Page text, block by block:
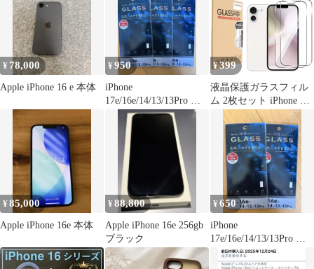
¥ 78,000
Apple iPhone 16 e 本体
¥950
iPhone
17e/16e/14/13/13Pro 覗
き見防止フィルム
¥399
液晶保護ガラスフィル
ム 2枚セット iPhone 16e
17e iphone16e iphone17e
保護フィルム ガラスフ
ィルム 強化ガラス 液晶
保護 飛散防止 指紋防止
硬度9H iphone 送料無料
¥85,000
Apple iPhone 16e 本体
¥88,800
Apple iPhone 16e 256gb
ブラック
¥650
iPhone
17e/16e/14/13/13Pro 覗
き見防止フィルム